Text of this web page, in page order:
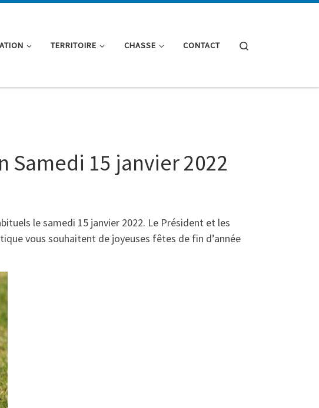
TERRITOIRE CHASSE CONTACT
Samedi 15 janvier 2022
le samedi 15 janvier 2022. Le Président et les
vous souhaitent de joyeuses fêtes de fin d’année